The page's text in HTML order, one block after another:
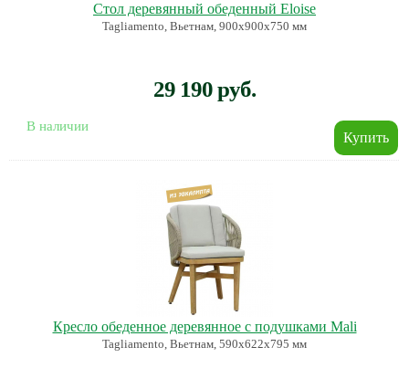
Стол деревянный обеденный Eloise
Tagliamento, Вьетнам, 900х900х750 мм
29 190 руб.
В наличии
Кресло обеденное деревянное с подушками Mali
Tagliamento, Вьетнам, 590х622х795 мм